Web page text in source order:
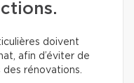
doivent
afin d’éviter de
rénovations.